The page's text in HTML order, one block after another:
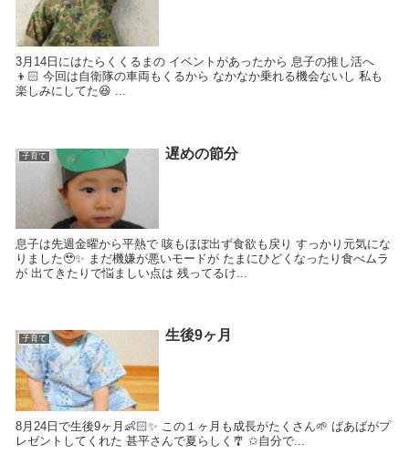
3月14日にはたらくくるまの イベントがあったから 息子の推し活へ
👦🏻 今回は自衛隊の車両もくるから なかなか乗れる機会ないし 私も
楽しみにしてた😆 ...
子育て 遅めの節分
息子は先週金曜から平熱で 咳もほぼ出ず食欲も戻り すっかり元気にな
りました🥹✨ まだ機嫌が悪いモードが たまにひどくなったり食べムラ
が 出てきたりで悩ましい点は 残ってるけ...
子育て 生後9ヶ月
8月24日で生後9ヶ月👶🏻✨ この１ヶ月も成長がたくさん🌱 ばあばがプ
レゼントしてくれた 甚平さんで夏らしく🎐 ✩自分で...